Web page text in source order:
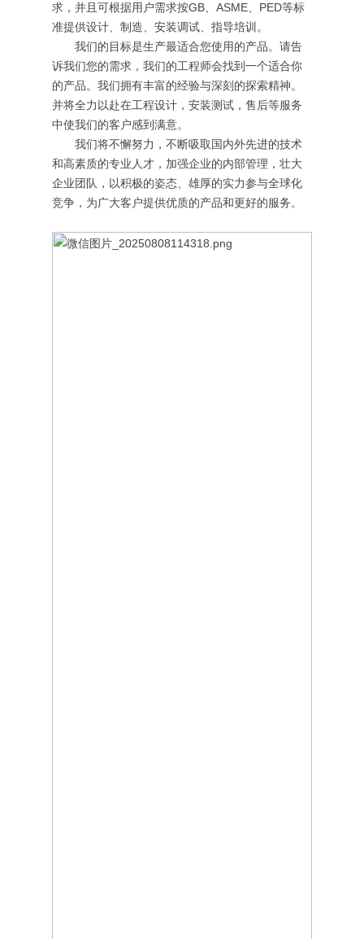
求，并且可根据用户需求按GB、ASME、PED等标
准提供设计、制造、安装调试、指导培训。
我们的目标是生产最适合您使用的产品。请告
诉我们您的需求，我们的工程师会找到一个适合你
的产品。我们拥有丰富的经验与深刻的探索精神。
并将全力以赴在工程设计，安装测试，售后等服务
中使我们的客户感到满意。
我们将不懈努力，不断吸取国内外先进的技术
和高素质的专业人才，加强企业的内部管理，壮大
企业团队，以积极的姿态、雄厚的实力参与全球化
竞争，为广大客户提供优质的产品和更好的服务。